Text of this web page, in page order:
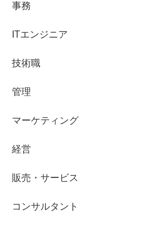
事務
ITエンジニア
技術職
管理
マーケティング
経営
販売・サービス
コンサルタント